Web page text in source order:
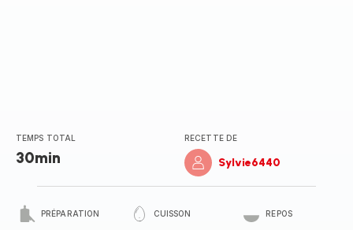
TEMPS TOTAL
30min
RECETTE DE
Sylvie6440
PRÉPARATION CUISSON REPOS